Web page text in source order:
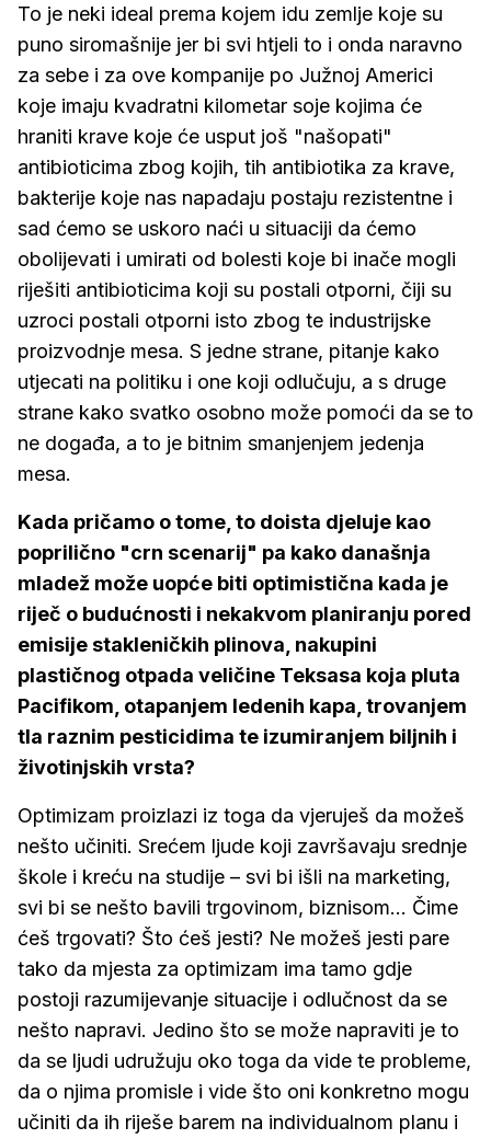
To je neki ideal prema kojem idu zemlje koje su
puno siromašnije jer bi svi htjeli to i onda naravno
za sebe i za ove kompanije po Južnoj Americi
koje imaju kvadratni kilometar soje kojima će
hraniti krave koje će usput još "našopati"
antibioticima zbog kojih, tih antibiotika za krave,
bakterije koje nas napadaju postaju rezistentne i
sad ćemo se uskoro naći u situaciji da ćemo
obolijevati i umirati od bolesti koje bi inače mogli
riješiti antibioticima koji su postali otporni, čiji su
uzroci postali otporni isto zbog te industrijske
proizvodnje mesa. S jedne strane, pitanje kako
utjecati na politiku i one koji odlučuju, a s druge
strane kako svatko osobno može pomoći da se to
ne događa, a to je bitnim smanjenjem jedenja
mesa.
Kada pričamo o tome, to doista djeluje kao
poprilično "crn scenarij" pa kako današnja
mladež može uopće biti optimistična kada je
riječ o budućnosti i nekakvom planiranju pored
emisije stakleničkih plinova, nakupini
plastičnog otpada veličine Teksasa koja pluta
Pacifikom, otapanjem ledenih kapa, trovanjem
tla raznim pesticidima te izumiranjem biljnih i
životinjskih vrsta?
Optimizam proizlazi iz toga da vjeruješ da možeš
nešto učiniti. Srećem ljude koji završavaju srednje
škole i kreću na studije – svi bi išli na marketing,
svi bi se nešto bavili trgovinom, biznisom... Čime
ćeš trgovati? Što ćeš jesti? Ne možeš jesti pare
tako da mjesta za optimizam ima tamo gdje
postoji razumijevanje situacije i odlučnost da se
nešto napravi. Jedino što se može napraviti je to
da se ljudi udružuju oko toga da vide te probleme,
da o njima promisle i vide što oni konkretno mogu
učiniti da ih riješe barem na individualnom planu i